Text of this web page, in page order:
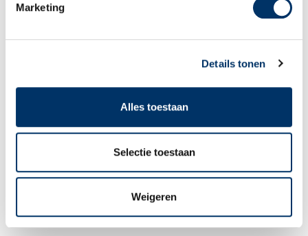
Marketing
Details tonen
Alles toestaan
Selectie toestaan
Weigeren
Privacy
Klachtenreglement